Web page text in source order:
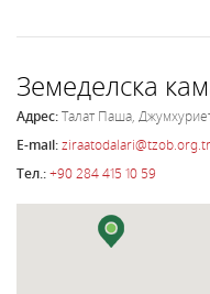
Земеделска
Адрес:Талат Паша,
E-mail:ziraatodalari@tzob.org.tr
Тел.:+90 284 415 10 59